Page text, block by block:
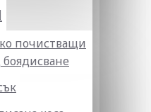
почистващи
боядисване